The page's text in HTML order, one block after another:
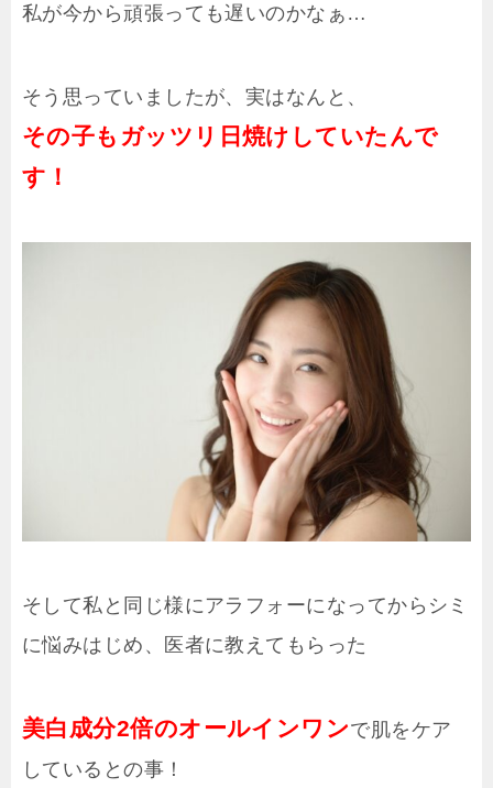
私が今から頑張っても遅いのかなぁ…
そう思っていましたが、実はなんと、
その子もガッツリ日焼けしていたんで
す！
そして私と同じ様にアラフォーになってからシミ
に悩みはじめ、医者に教えてもらった
美白成分2倍のオールインワンで肌をケア
しているとの事！